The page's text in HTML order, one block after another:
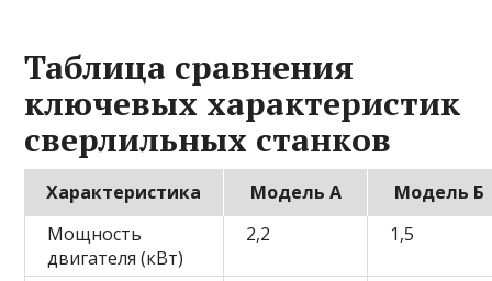
Таблица сравнения
ключевых характеристик
сверлильных станков
Характеристика Модель А
Модель Б
Мощность
двигателя (кВт)
2,2 1,5